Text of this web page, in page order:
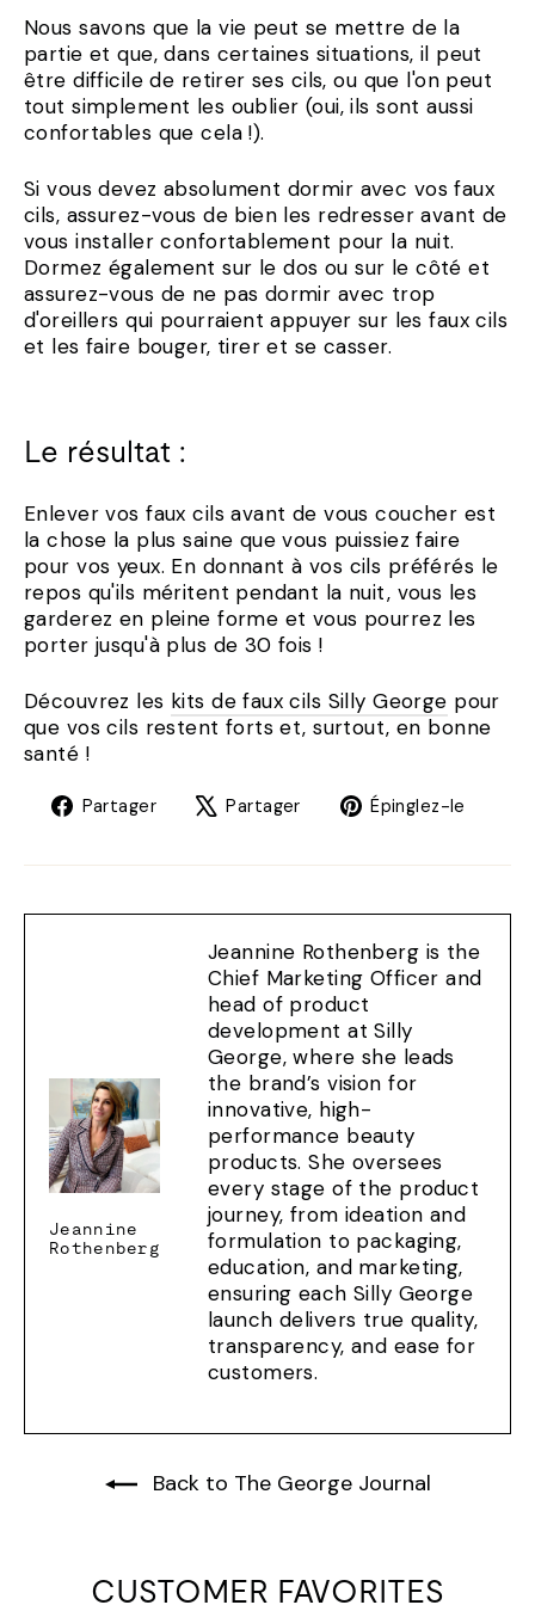
Nous savons que la vie peut se mettre de la
partie et que, dans certaines situations, il peut
être difficile de retirer ses cils, ou que l'on peut
tout simplement les oublier (oui, ils sont aussi
confortables que cela !).
Si vous devez absolument dormir avec vos faux
cils, assurez-vous de bien les redresser avant de
vous installer confortablement pour la nuit.
Dormez également sur le dos ou sur le côté et
assurez-vous de ne pas dormir avec trop
d'oreillers qui pourraient appuyer sur les faux cils
et les faire bouger, tirer et se casser.
Le résultat :
Enlever vos faux cils avant de vous coucher est
la chose la plus saine que vous puissiez faire
pour vos yeux. En donnant à vos cils préférés le
repos qu'ils méritent pendant la nuit, vous les
garderez en pleine forme et vous pourrez les
porter jusqu'à plus de 30 fois !
Découvrez les kits de faux cils Silly George pour
que vos cils restent forts et, surtout, en bonne
santé !
Partager
PartagerPartager
TweetÉpinglez-le
Jeannine
Rothenberg
Jeannine Rothenberg is the
Chief Marketing Officer and
head of product
development at Silly
George, where she leads
the brand’s vision for
innovative, high-
performance beauty
products. She oversees
every stage of the product
journey, from ideation and
formulation to packaging,
education, and marketing,
ensuring each Silly George
launch delivers true quality,
transparency, and ease for
customers.
Back to The George Journal
CUSTOMER FAVORITES